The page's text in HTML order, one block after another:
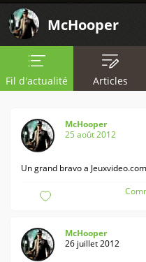
McHooper
Fil d'actualité Articles
McHooper
25 août 2012
Un grand bravo a
McHooper
26 juillet 2012